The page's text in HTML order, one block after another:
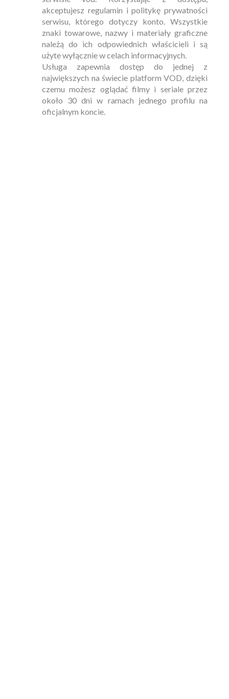
akceptujesz regulamin i politykę prywatności
serwisu, którego dotyczy konto. Wszystkie
znaki towarowe, nazwy i materiały graficzne
należą do ich odpowiednich właścicieli i są
użyte wyłącznie w celach informacyjnych.
Usługa zapewnia dostęp do jednej z
największych na świecie platform VOD, dzięki
czemu możesz oglądać filmy i seriale przez
około 30 dni w ramach jednego profilu na
oficjalnym koncie.
AMAZ0N_ Prime_Video_30